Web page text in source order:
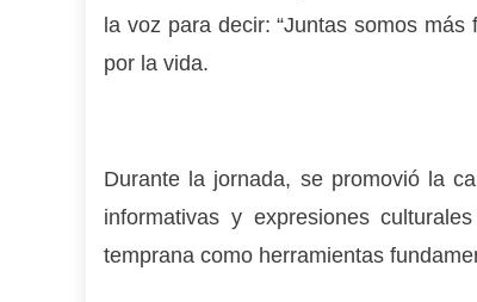
la voz para decir: “Juntas somos
por la vida.
Durante la jornada, se promovió la
informativas y expresiones
temprana como herramientas